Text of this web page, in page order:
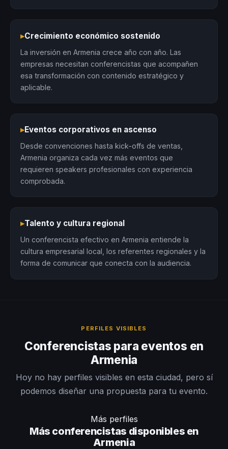
▸Crecimiento económico sostenido
La inversión en Armenia crece año con año. Las
empresas necesitan conferencistas que acompañen
esa transformación con contenido estratégico y
aplicable.
▸Eventos corporativos en ascenso
Desde convenciones hasta kick-offs de ventas,
Armenia organiza cada vez más eventos que
requieren speakers profesionales con experiencia
comprobada.
▸Talento y cultura regional
Un conferencista efectivo en Armenia entiende la
cultura empresarial local, los referentes regionales y la
forma de comunicar que conecta con la audiencia.
PERFILES VISIBLES
Conferencistas para eventos en
Armenia
Hoy no hay perfiles visibles en esta ciudad, pero sí
podemos diseñar una propuesta para tu evento.
Más perfiles
Más conferencistas disponibles en
Armenia